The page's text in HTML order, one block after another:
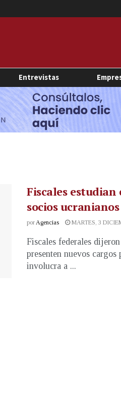
Entrevistas
Fiscales
socios
porAgencias MARTES, 3
Fiscales federales
presenten nuevos cargos
involucra a ...